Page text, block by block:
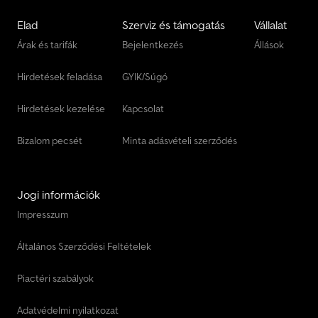
Elad
Árak és tarifák
Hirdetések feladása
Hirdetések kezelése
Bizalom pecsét
Szerviz és támogatás
Bejelentkezés
GYIK/Súgó
Kapcsolat
Minta adásvételi szerződés
Vállalat
Állások
Jogi információk
Impresszum
Általános Szerződési Feltételek
Piactéri szabályok
Adatvédelmi nyilatkozat